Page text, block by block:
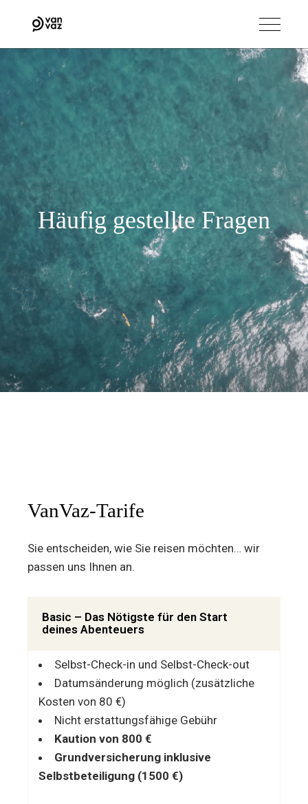
Häufig gestellte Fragen
VanVaz-Tarife
Sie entscheiden, wie Sie reisen möchten… wir
passen uns Ihnen an.
Basic – Das Nötigste für den Start
deines Abenteuers
Selbst-Check-in und Selbst-Check-out
Datumsänderung möglich (zusätzliche
Kosten von 80 €)
Nicht erstattungsfähige Gebühr
Kaution von 800 €
Grundversicherung inklusive
Selbstbeteiligung (1500 €)